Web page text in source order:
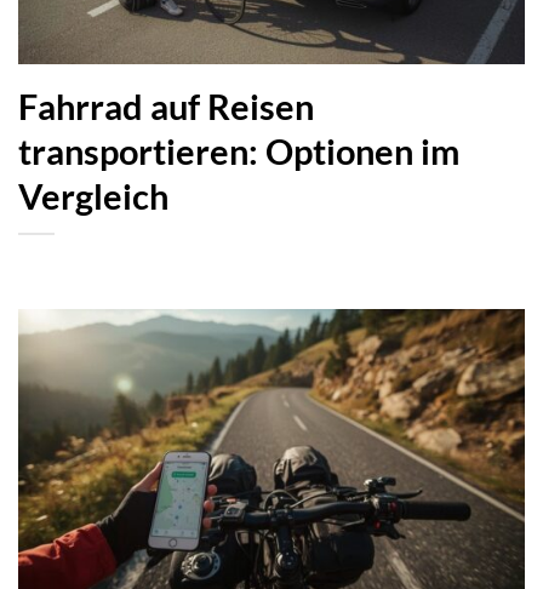
Fahrrad auf Reisen
transportieren: Optionen im
Vergleich